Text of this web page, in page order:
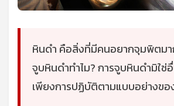
หินดำ คือสิ่งที่มีคนอยากจุมพิตม
จูบหินดำทำไม?การจูบหินดำมิใช่
เพียงการปฏิบัติตามแบบอย่างขอ